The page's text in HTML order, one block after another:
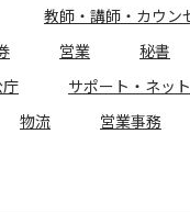
教師・講師・カウン
営業 秘書
サポート・ネッ
物流 営業事務